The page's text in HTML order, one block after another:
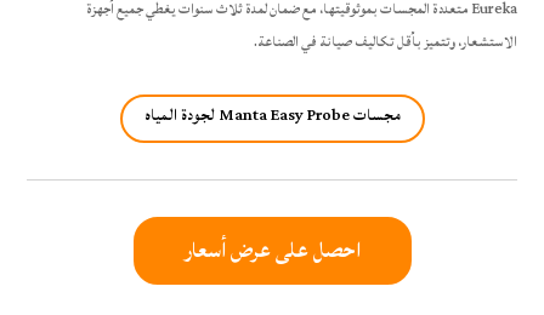
Eureka متعددة المجسات بموثوقيتها، مع ضمان لمدة ثلاث سنوات يغطي جميع أجهزة
الاستشعار، وتتميز بأقل تكاليف صيانة في الصناعة.
مجسات Manta Easy Probe لجودة المياه
احصل على عرض أسعار